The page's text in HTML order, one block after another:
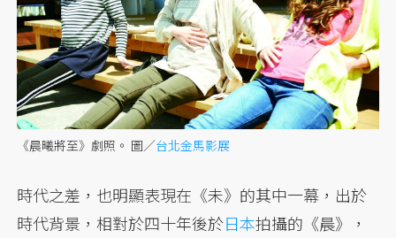
《晨曦將至》劇照。 圖／台北金馬影展
時代之差，也明顯表現在《未》的其中一幕，出於
時代背景，相對於四十年後於日本拍攝的《晨》，